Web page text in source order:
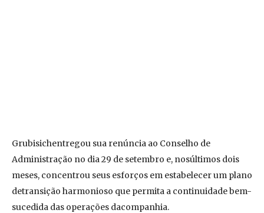
Grubisichentregou sua renúncia ao Conselho de
Administração no dia 29 de setembro e, nosúltimos dois
meses, concentrou seus esforços em estabelecer um plano
detransição harmonioso que permita a continuidade bem-
sucedida das operações dacompanhia.